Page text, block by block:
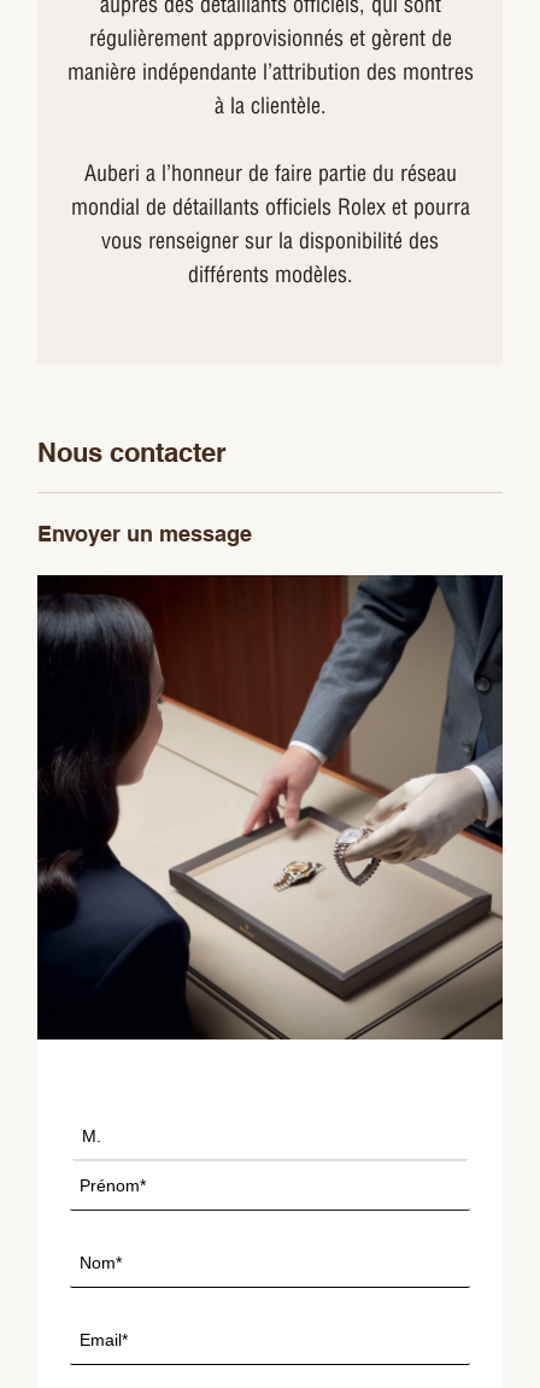
régulièrement approvisionnés et gèrent de
manière indépendante l’attribution des montres
à la clientèle.
Auberi a l’honneur de faire partie du réseau
mondial de détaillants officiels Rolex et pourra
vous renseigner sur la disponibilité des
différents modèles.
Nous contacter
Envoyer un message